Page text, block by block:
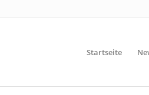
Startseite